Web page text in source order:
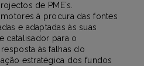
de PME´s.
à procura das fontes
e adaptadas às suas
catalisador para o
às falhas do
estratégica dos fundos